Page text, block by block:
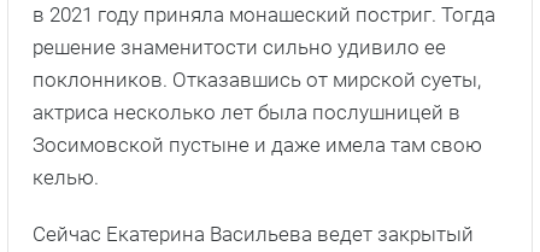
в 2021 году приняла монашеский постриг. Тогда
решение знаменитости сильно удивило ее
поклонников. Отказавшись от мирской суеты,
актриса несколько лет была послушницей в
Зосимовской пустыне и даже имела там свою
келью.
Сейчас Екатерина Васильева ведет закрытый